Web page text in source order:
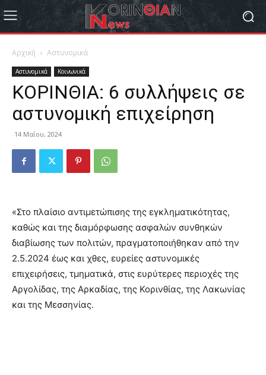
Αρχική Αστυνομικά
Αστυνομικά Κοινωνικά
ΚΟΡΙΝΘΙΑ: 6 συλλήψεις σε
αστυνομική επιχείρηση
14 Μαΐου, 2024
«Στο πλαίσιο αντιμετώπισης της εγκληματικότητας,
καθώς και της διαμόρφωσης ασφαλών συνθηκών
διαβίωσης των πολιτών, πραγματοποιήθηκαν από την
2.5.2024 έως και χθες, ευρείες αστυνομικές
επιχειρήσεις, τμηματικά, στις ευρύτερες περιοχές της
Αργολίδας, της Αρκαδίας, της Κορινθίας, της Λακωνίας
και της Μεσσηνίας.